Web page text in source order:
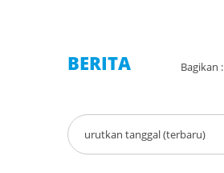
BERITA Bagikan :
urutkan tanggal (terbaru)